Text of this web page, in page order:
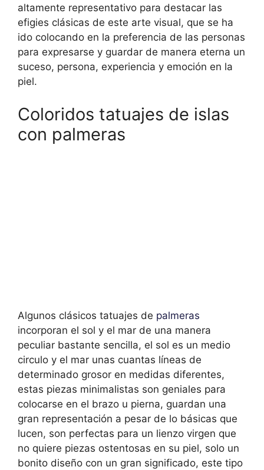
altamente representativo para destacar las
efigies clásicas de este arte visual, que se ha
ido colocando en la preferencia de las personas
para expresarse y guardar de manera eterna un
suceso, persona, experiencia y emoción en la
piel.
Coloridos tatuajes de islas
con palmeras
Algunos clásicos tatuajes de palmeras
incorporan el sol y el mar de una manera
peculiar bastante sencilla, el sol es un medio
circulo y el mar unas cuantas líneas de
determinado grosor en medidas diferentes,
estas piezas minimalistas son geniales para
colocarse en el brazo u pierna, guardan una
gran representación a pesar de lo básicas que
lucen, son perfectas para un lienzo virgen que
no quiere piezas ostentosas en su piel, solo un
bonito diseño con un gran significado, este tipo